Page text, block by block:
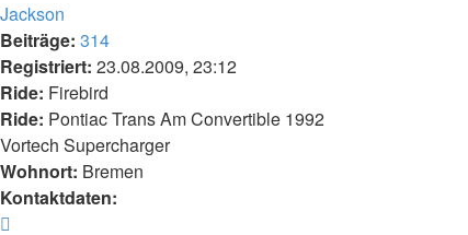
Jackson
Beiträge: 314
Registriert: 23.08.2009, 23:12
Ride: Firebird
Ride: Pontiac Trans Am Convertible 1992
Vortech Supercharger
Wohnort: Bremen
Kontaktdaten: